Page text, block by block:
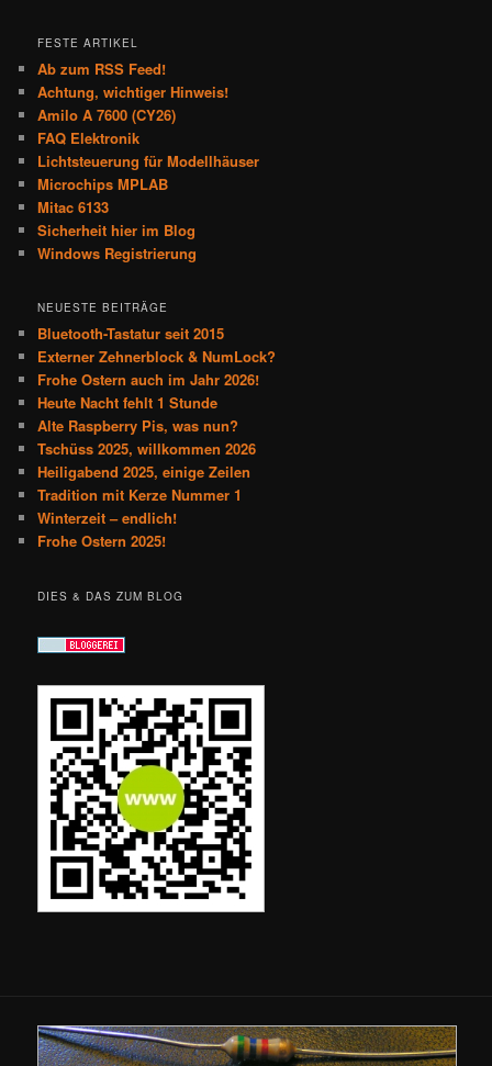
FESTE ARTIKEL
Ab zum RSS Feed!
Achtung, wichtiger Hinweis!
Amilo A 7600 (CY26)
FAQ Elektronik
Lichtsteuerung für Modellhäuser
Microchips MPLAB
Mitac 6133
Sicherheit hier im Blog
Windows Registrierung
NEUESTE BEITRÄGE
Bluetooth-Tastatur seit 2015
Externer Zehnerblock & NumLock?
Frohe Ostern auch im Jahr 2026!
Heute Nacht fehlt 1 Stunde
Alte Raspberry Pis, was nun?
Tschüss 2025, willkommen 2026
Heiligabend 2025, einige Zeilen
Tradition mit Kerze Nummer 1
Winterzeit – endlich!
Frohe Ostern 2025!
DIES & DAS ZUM BLOG